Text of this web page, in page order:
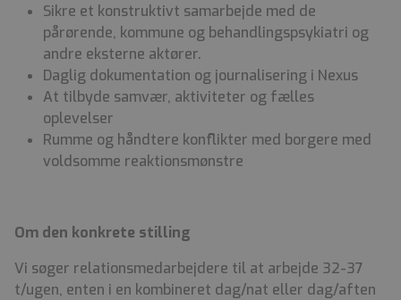
Sikre et konstruktivt samarbejde med de
pårørende, kommune og behandlingspsykiatri og
andre eksterne aktører.
Daglig dokumentation og journalisering i Nexus
At tilbyde samvær, aktiviteter og fælles
oplevelser
Rumme og håndtere konflikter med borgere med
voldsomme reaktionsmønstre
Om den konkrete stilling
Vi søger relationsmedarbejdere til at arbejde 32-37
t/ugen, enten i en kombineret dag/nat eller dag/aften